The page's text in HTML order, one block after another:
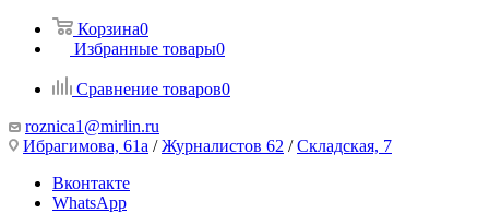
Корзина0
Избранные товары0
Сравнение товаров0
roznica1@mirlin.ru
Ибрагимова, 61а /Журналистов 62 /Складская, 7
Вконтакте
WhatsApp